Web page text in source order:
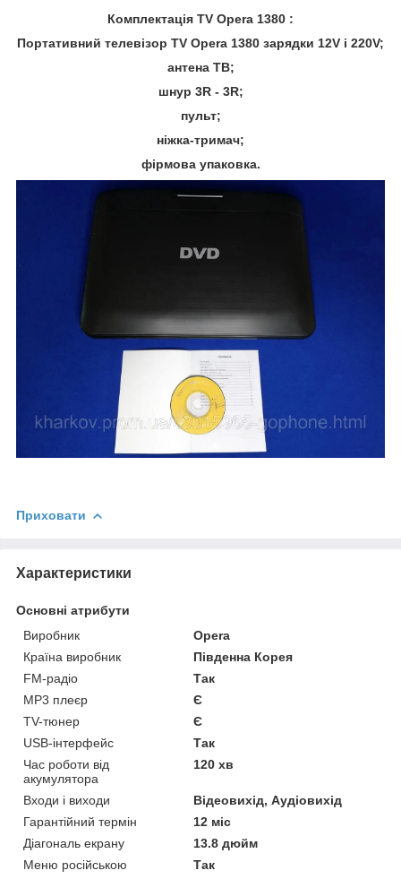
Комплектація TV Opera 1380 :
Портативний телевізор TV Opera 1380 зарядки 12V і 220V;
антена ТВ;
шнур 3R - 3R;
пульт;
ніжка-тримач;
фірмова упаковка.
Приховати
Характеристики
Основні атрибути
Виробник
Opera
Країна виробник
Південна Корея
FM-радіо
Так
MP3 плеєр
Є
TV-тюнер
Є
USB-інтерфейс
Так
Час роботи від
акумулятора
120 хв
Входи і виходи
Відеовихід, Аудіовихід
Гарантійний термін
12 міс
Діагональ екрану
13.8 дюйм
Меню російською
Так